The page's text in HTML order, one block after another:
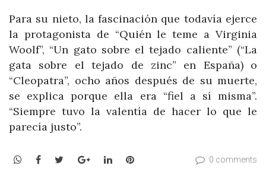
Para su nieto, la fascinación que todavía ejerce
la protagonista de “Quién le teme a Virginia
Woolf”, “Un gato sobre el tejado caliente” (“La
gata sobre el tejado de zinc” en España) o
“Cleopatra”, ocho años después de su muerte,
se explica porque ella era “fiel a sí misma”.
“Siempre tuvo la valentía de hacer lo que le
parecía justo”.
WhatsApp
Facebook
TwitterGoogle+LinkedInPinterest 0 comments